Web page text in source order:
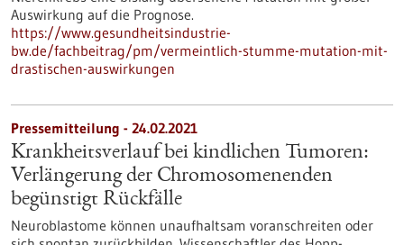
Auswirkung auf die Prognose.
https://www.gesundheitsindustrie-
bw.de/fachbeitrag/pm/vermeintlich-stumme-mutation-mit-
drastischen-auswirkungen
Pressemitteilung - 24.02.2021
Krankheitsverlauf bei kindlichen Tumoren:
Verlängerung der Chromosomenenden
begünstigt Rückfälle
Neuroblastome können unaufhaltsam voranschreiten oder